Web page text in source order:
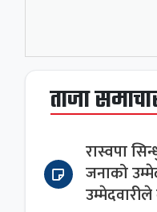
ताजा
रास्वपा
जनाको